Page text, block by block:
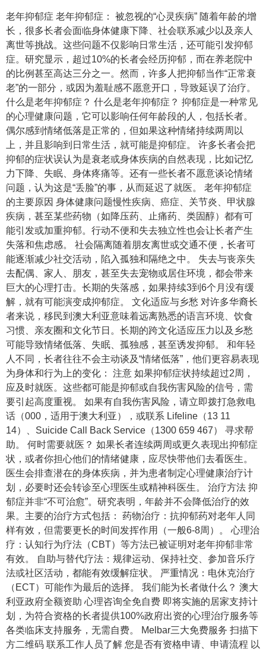
老年抑郁症 老年抑郁症： 被忽视的“心灵疾病” 随着年龄的增
长，很多长者会面临身体健康下降、社会联系减少以及亲人
离世等挑战。这些问题不仅影响日常生活，还可能引发抑郁
症。研究显示，超过10%的长者会经历抑郁，而在养老院中
的比例甚至高达三分之一。然而，许多人把抑郁当作“正常衰
老”的一部分，或因为羞耻感不愿意开口，导致延误了治疗。
什么是老年抑郁症？ 什么是老年抑郁症？ 抑郁症是一种常见
的心理健康问题，它可以影响任何年龄段的人，包括长者。
偶尔感到情绪低落是正常的，但如果这种情绪持续两周以
上，并且影响到日常生活，就可能是抑郁症。 许多长者会把
抑郁的症状误认为是衰老或身体疾病的自然表现，比如记忆
力下降、失眠、身体疼痛等。还有一些长者不愿意谈论情绪
问题，认为这是“丢脸”的事，从而延迟了就医。 老年抑郁症
的主要原因 身体健康问题慢性疾病、癌症、关节炎、甲状腺
疾病，甚至某些药物（如降压药、止痛药、类固醇）都有可
能引发或加重抑郁。行动不便和失去独立性也会让长者产生
失落和焦虑感。 社会隔离随着朋友离世或交通不便，长者可
能逐渐减少社交活动，陷入孤独和隔绝之中。 失去与丧亲失
去配偶、家人、朋友，甚至失去宠物或居住环境，都会带来
巨大的心理打击。长期的失落感，如果持续3到6个月没有缓
解，就有可能演变成抑郁症。 文化适应与乡愁 对许多华裔长
者来说，移民到澳大利亚意味着远离熟悉的语言环境、饮食
习惯、亲友圈和文化节日。长期的跨文化适应压力以及乡愁
可能导致情绪低落、失眠、孤独感，甚至诱发抑郁。 和年轻
人不同，长者往往不会主动谈及“情绪低落”，他们更容易表现
为身体和行为上的变化： 注意 如果抑郁症状持续超过2周，
应及时就医。这些都可能是抑郁或自我伤害风险的信号，需
要引起高度重视。 如果有自我伤害风险，请立即拨打急救电
话（000，适用于澳大利亚），或联系 Lifeline（13 11
14）、Suicide Call Back Service（1300 659 467） 寻求帮
助。 何时需要就医？ 如果长者连续两周或更久表现出抑郁症
状，或者你担心他们的情绪健康，应尽快带他们去看医生。
医生会排查潜在的身体疾病，并为患者制定心理健康治疗计
划，必要时还会转诊至心理医生或精神科医生。 治疗方法 抑
郁症并非“不可治愈”。研究表明，年龄并不会降低治疗的效
果。主要的治疗方式包括： 药物治疗：抗抑郁药对老年人同
样有效，但需要更长的时间发挥作用（一般6-8周）。 心理治
疗：认知行为疗法（CBT）等方法已被证明对老年抑郁非常
有效。 自助与替代疗法：规律运动、保持社交、参加音乐疗
法或社区活动，都能有效缓解症状。 严重情况：电休克治疗
（ECT）可能作为最后的选择。 我们能为长者做什么？ 澳大
利亚政府全额资助 心理咨询全免自费 即将实施的居家支持计
划，为符合资格的长者提供100%政府出资的心理治疗服务等
各类临床支持服务，无需自费。 Melbar三大免费服务 扫描下
方二维码 联系工作人员了解 您是否有资格申请、申请流程 以